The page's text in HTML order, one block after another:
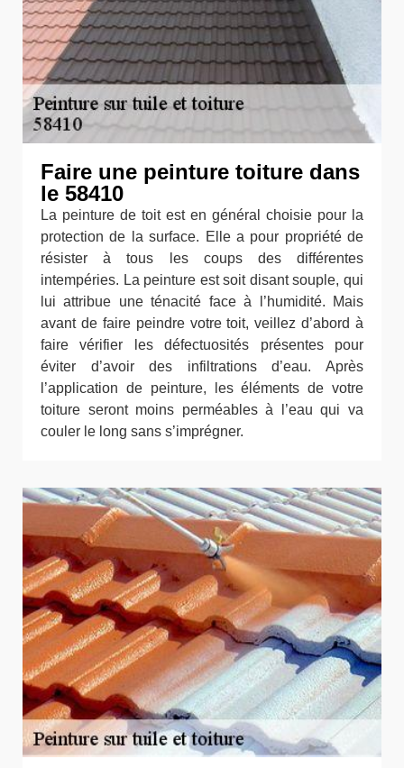
Faire une peinture toiture dans
le 58410
La peinture de toit est en général choisie pour la
protection de la surface. Elle a pour propriété de
résister à tous les coups des différentes
intempéries. La peinture est soit disant souple, qui
lui attribue une ténacité face à l’humidité. Mais
avant de faire peindre votre toit, veillez d’abord à
faire vérifier les défectuosités présentes pour
éviter d’avoir des infiltrations d’eau. Après
l’application de peinture, les éléments de votre
toiture seront moins perméables à l’eau qui va
couler le long sans s’imprégner.